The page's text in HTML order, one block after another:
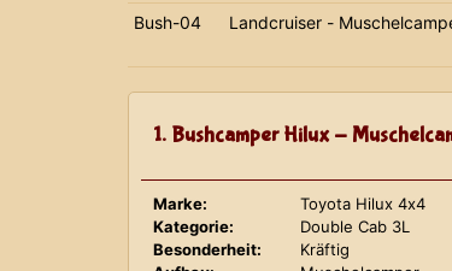
Bush-04
Landcruiser -
1. Bushcamper Hilux -
Marke:
Toyota Hilux 4x4
Kategorie:
Double Cab 3L
Besonderheit:
Kräftig